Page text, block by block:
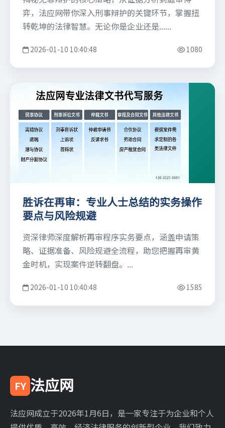
弈，法应网带你深入刑事辩护的关键环节，掌握扭
转乾坤的法律智慧。无论你是企业还是......
2026-01-10 10:40:48 1080
胜诉在再审：专业人士总结的实务操作
要点与风险规避
资深律师深度解析再审程序实务要点，涵盖申请策
略、证据准备、风险规避全流程，助您把握再审黄
金时机，实现案件逆转翻盘。...
2026-01-10 10:40:48 1585
FY 法应网
法应网成立于2026年1月6日，是一家专注于为企业和个人